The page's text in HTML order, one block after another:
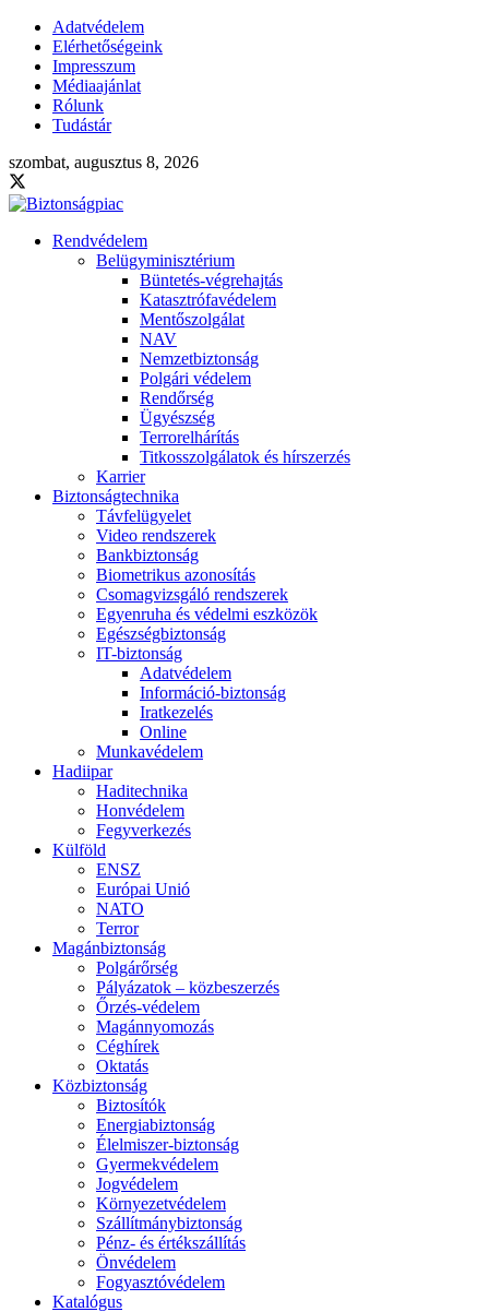
Adatvédelem
Elérhetőségeink
Impresszum
Médiaajánlat
Rólunk
Tudástár
szombat, augusztus 8, 2026
Rendvédelem
Belügyminisztérium
Büntetés-végrehajtás
Katasztrófavédelem
Mentőszolgálat
NAV
Nemzetbiztonság
Polgári védelem
Rendőrség
Ügyészség
Terrorelhárítás
Titkosszolgálatok és hírszerzés
Karrier
Biztonságtechnika
Távfelügyelet
Video rendszerek
Bankbiztonság
Biometrikus azonosítás
Csomagvizsgáló rendszerek
Egyenruha és védelmi eszközök
Egészségbiztonság
IT-biztonság
Adatvédelem
Információ-biztonság
Iratkezelés
Online
Munkavédelem
Hadiipar
Haditechnika
Honvédelem
Fegyverkezés
Külföld
ENSZ
Európai Unió
NATO
Terror
Magánbiztonság
Polgárőrség
Pályázatok – közbeszerzés
Őrzés-védelem
Magánnyomozás
Céghírek
Oktatás
Közbiztonság
Biztosítók
Energiabiztonság
Élelmiszer-biztonság
Gyermekvédelem
Jogvédelem
Környezetvédelem
Szállítmánybiztonság
Pénz- és értékszállítás
Önvédelem
Fogyasztóvédelem
Katalógus